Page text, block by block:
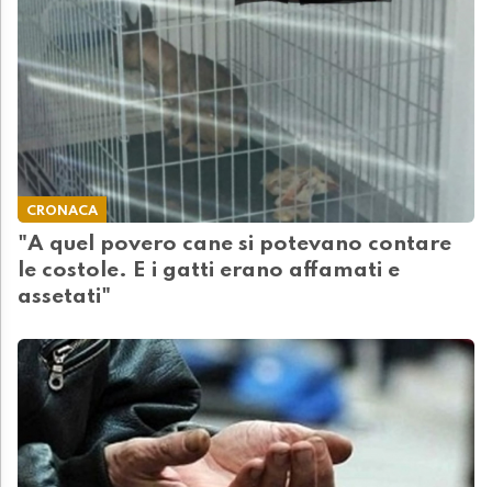
CRONACA
"A quel povero cane si potevano contare
le costole. E i gatti erano affamati e
assetati"